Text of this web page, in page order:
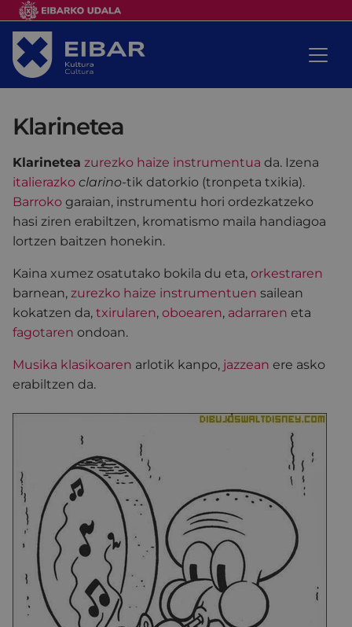
Klarinetea
Klarinetea zurezko haize instrumentua da. Izena
italierazko clarino-tik datorkio (tronpeta txikia).
Barroko garaian, instrumentu hori ordezkatzeko
hasi ziren erabiltzen, kromatismo maila handiagoa
lortzen baitzen honekin.
Kaina xumez osatutako bokila du eta, orkestraren
barnean, zurezko haize instrumentuen sailean
kokatzen da, txirularen, oboearen, adarraren eta
fagotaren ondoan.
Musika klasikoaren arlotik kanpo, jazzean ere asko
erabiltzen da.